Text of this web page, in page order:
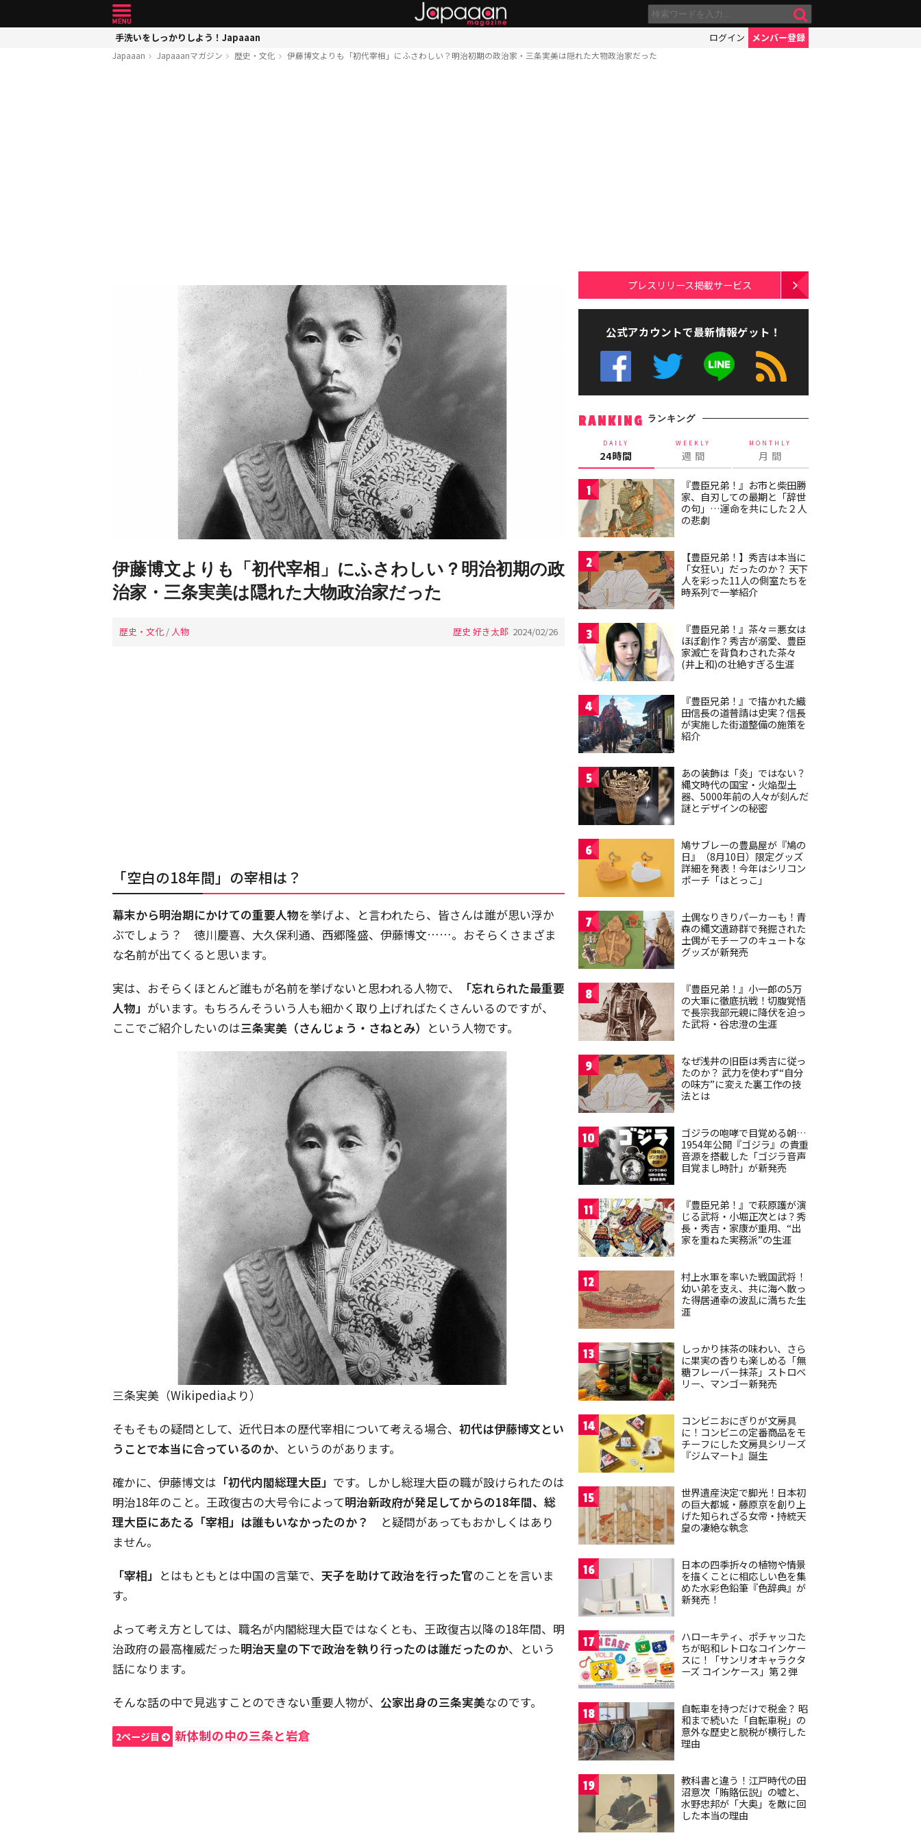
手洗いをしっかりしよう！Japaaan ログイン メンバー登録
Japaaan Japaaanマガジン 歴史・文化 伊藤博文よりも「初代宰相」にふさわしい？明治初期の政治家・三条実美は隠れた大物政治家だった
伊藤博文よりも「初代宰相」にふさわしい？明治初期の政
治家・三条実美は隠れた大物政治家だった
歴史・文化 / 人物 歴史 好き太郎 2024/02/26
「空白の18年間」の宰相は？
幕末から明治期にかけての重要人物を挙げよ、と言われたら、皆さんは誰が思い浮か
ぶでしょう？ 徳川慶喜、大久保利通、西郷隆盛、伊藤博文……。おそらくさまざま
な名前が出てくると思います。
実は、おそらくほとんど誰もが名前を挙げないと思われる人物で、
「忘れられた最重要
人物」 がいます。もちろんそういう人も細かく取り上げればたくさんいるのですが、
ここでご紹介したいのは三条実美（さんじょう・さねとみ） という人物です。
三条実美（Wikipediaより）
そもそもの疑問として、近代日本の歴代宰相について考える場合、 初代は伊藤博文とい
うことで本当に合っているのか、というのがあります。
確かに、伊藤博文は 「初代内閣総理大臣」 です。しかし総理大臣の職が設けられたのは
明治18年のこと。王政復古の大号令によって明治新政府が発足してからの18年間、総
理大臣にあたる「宰相」は誰もいなかったのか？
と疑問があってもおかしくはあり
ません。
「宰相」 とはもともとは中国の言葉で、 天子を助けて政治を行った官のことを言いま
す。
よって考え方としては、職名が内閣総理大臣ではなくとも、王政復古以降の18年間、明
治政府の最高権威だった明治天皇の下で政治を執り行ったのは誰だったのか、という
話になります。
そんな話の中で見逃すことのできない重要人物が、 公家出身の三条実美なのです。
2ページ目 新体制の中の三条と岩倉
プレスリリース掲載サービス
公式アカウントで最新情報ゲット！
RANKING ランキング
DAILY
24時間
WEEKLY
週 間
MONTHLY
月 間
1
『豊臣兄弟！』お市と柴田勝
家、自刃しての最期と「辞世
の句」…運命を共にした２人
の悲劇
2
【豊臣兄弟！】秀吉は本当に
「女狂い」だったのか？ 天下
人を彩った11人の側室たちを
時系列で一挙紹介
3
『豊臣兄弟！』茶々＝悪女は
ほぼ創作？秀吉が溺愛、豊臣
家滅亡を背負わされた茶々
(井上和)の壮絶すぎる生涯
4
『豊臣兄弟！』で描かれた織
田信長の道普請は史実？信長
が実施した街道整備の施策を
紹介
5
あの装飾は「炎」ではない？
縄文時代の国宝・火焔型土
器、5000年前の人々が刻んだ
謎とデザインの秘密
6
鳩サブレーの豊島屋が『鳩の
日』（8月10日）限定グッズ
詳細を発表！今年はシリコン
ポーチ「はとっこ」
7
土偶なりきりパーカーも！青
森の縄文遺跡群で発掘された
土偶がモチーフのキュートな
グッズが新発売
8
『豊臣兄弟！』小一郎の5万
の大軍に徹底抗戦！切腹覚悟
で長宗我部元親に降伏を迫っ
た武将・谷忠澄の生涯
9
なぜ浅井の旧臣は秀吉に従っ
たのか？ 武力を使わず“自分
の味方”に変えた裏工作の技
法とは
10
ゴジラの咆哮で目覚める朝…
1954年公開『ゴジラ』の貴重
音源を搭載した「ゴジラ音声
目覚まし時計」が新発売
11
『豊臣兄弟！』で萩原護が演
じる武将・小堀正次とは？秀
長・秀吉・家康が重用、“出
家を重ねた実務派”の生涯
12
村上水軍を率いた戦国武将！
幼い弟を支え、共に海へ散っ
た得居通幸の波乱に満ちた生
涯
13
しっかり抹茶の味わい、さら
に果実の香りも楽しめる「無
糖フレーバー抹茶」ストロベ
リー、マンゴー新発売
14
コンビニおにぎりが文房具
に！コンビニの定番商品をモ
チーフにした文房具シリーズ
『ジムマート』誕生
15
世界遺産決定で脚光！日本初
の巨大都城・藤原京を創り上
げた知られざる女帝・持統天
皇の凄絶な執念
16
日本の四季折々の植物や情景
を描くことに相応しい色を集
めた水彩色鉛筆『色辞典』が
新発売！
17
ハローキティ、ポチャッコた
ちが昭和レトロなコインケー
スに！「サンリオキャラクタ
ーズ コインケース」第２弾
18
自転車を持つだけで税金？ 昭
和まで続いた「自転車税」の
意外な歴史と脱税が横行した
理由
19
教科書と違う！江戸時代の田
沼意次「賄賂伝説」の嘘と、
水野忠邦が「大奥」を敵に回
した本当の理由